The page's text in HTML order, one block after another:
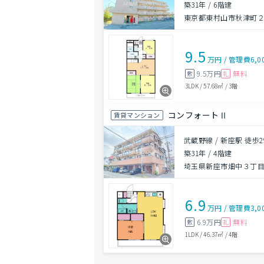
築31年 / 6階建
東京都東村山市秋津町
9.5 万円 /管理費
敷 9.5万円 礼 無料
3LDK/57.68㎡ /3階
賃貸マンション コンフォートⅡ
武蔵野線 / 新座駅 徒歩
築31年 /4階建
埼玉県新座市畑中３丁
6.9 万円 /管理費
敷 6.9万円 礼 無料
1LDK/46.37㎡ /4階